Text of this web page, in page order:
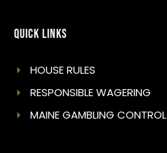
Quick Links
HOUSE RULES
RESPONSIBLE WAGERING
MAINE GAMBLING CONTROL